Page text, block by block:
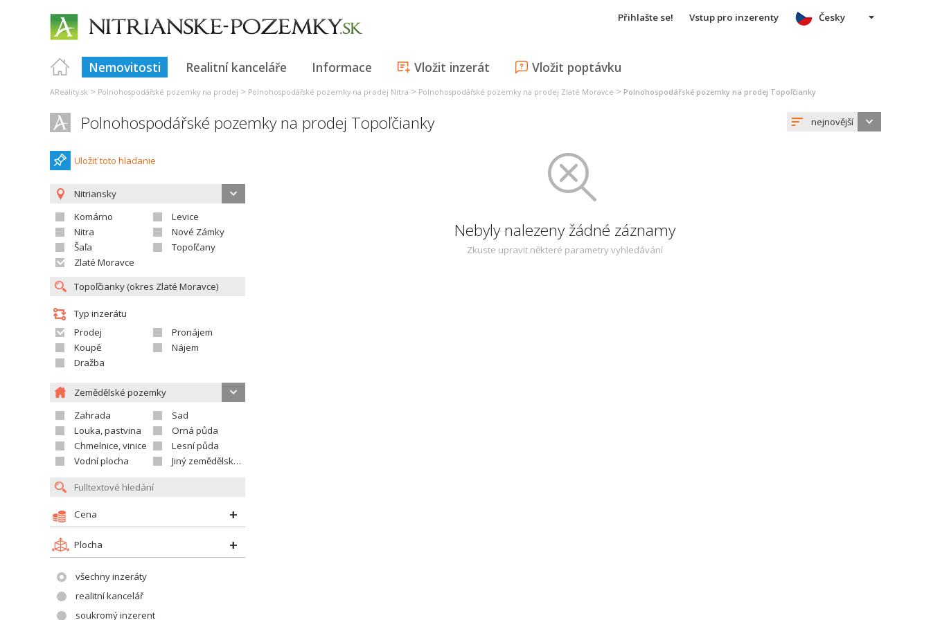
Přihlašte se! Vstup pro inzerenty
Nemovitosti Realitní kanceláře Informace Vložit inzerát Vložit poptávku
Česky
AReality.sk > Polnohospodářské pozemky na prodej > Polnohospodářské pozemky na prodej Nitra > Polnohospodářské pozemky na prodej Zlaté Moravce > Polnohospodářské pozemky na prodej Topoľčianky
Polnohospodářské pozemky na prodej Topoľčianky nejnovější
Uložiť toto hladanie
Nitriansky
Komárno
Levice
Nitra
Nové Zámky
Šaľa
Topoľčany
Zlaté Moravce
Typ inzerátu
Prodej
Pronájem
Koupě
Nájem
Dražba
Zemědělské pozemky
Zahrada
Sad
Louka, pastvina
Orná půda
Chmelnice, vinice
Lesní půda
Vodní plocha
Jiný zemědělský pozemek
Cena
Plocha
všechny inzeráty
realitní kancelář
soukromý inzerent
Nebyly nalezeny žádné záznamy
Zkuste upravit některé parametry vyhledávání